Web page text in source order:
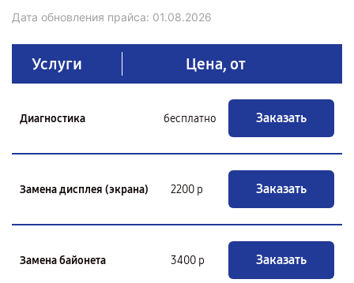
Дата обновления прайса: 01.08.2026
Услуги Цена, от
Диагностика бесплатно Заказать
Замена дисплея (экрана) 2200 р Заказать
Замена байонета 3400 р Заказать